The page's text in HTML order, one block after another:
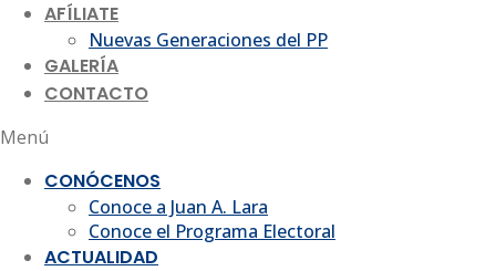
AFÍLIATE
Nuevas Generaciones del PP
GALERÍA
CONTACTO
Menú
CONÓCENOS
Conoce a Juan A. Lara
Conoce el Programa Electoral
ACTUALIDAD